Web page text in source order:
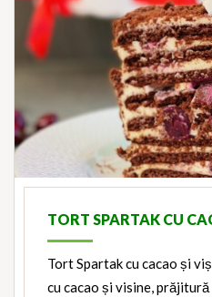
TORT SPARTAK CU
Tort Spartak cu cacao și
cu cacao și visine,